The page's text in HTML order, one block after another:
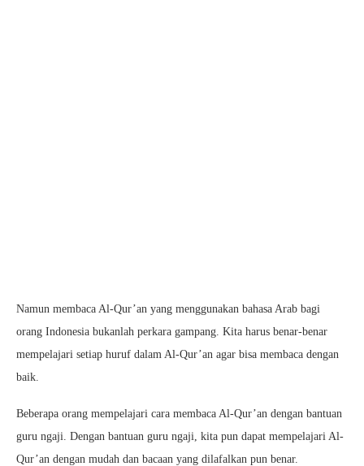
Namun membaca Al-Qur’an yang menggunakan bahasa Arab bagi
orang Indonesia bukanlah perkara gampang. Kita harus benar-benar
mempelajari setiap huruf dalam Al-Qur’an agar bisa membaca dengan
baik.
Beberapa orang mempelajari cara membaca Al-Qur’an dengan bantuan
guru ngaji. Dengan bantuan guru ngaji, kita pun dapat mempelajari Al-
Qur’an dengan mudah dan bacaan yang dilafalkan pun benar.